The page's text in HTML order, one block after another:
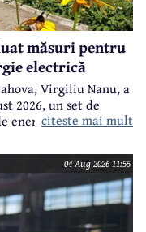
măsuri pentru
electrică
Virgiliu Nanu, a
2026, un set de
energie electrică în
utilizare responsabilă
citeste mai mult
04 Aug 2026 11:55